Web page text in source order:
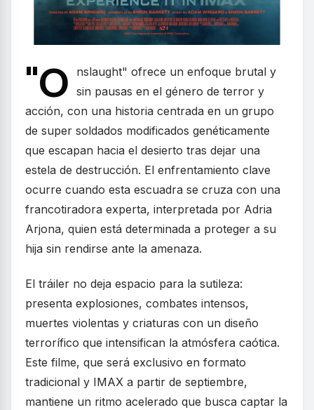
"O
nslaught" ofrece un enfoque brutal y
sin pausas en el género de terror y
acción, con una historia centrada en un grupo
de super soldados modificados genéticamente
que escapan hacia el desierto tras dejar una
estela de destrucción. El enfrentamiento clave
ocurre cuando esta escuadra se cruza con una
francotiradora experta, interpretada por Adria
Arjona, quien está determinada a proteger a su
hija sin rendirse ante la amenaza.
El tráiler no deja espacio para la sutileza:
presenta explosiones, combates intensos,
muertes violentas y criaturas con un diseño
terrorífico que intensifican la atmósfera caótica.
Este filme, que será exclusivo en formato
tradicional y IMAX a partir de septiembre,
mantiene un ritmo acelerado que busca captar la